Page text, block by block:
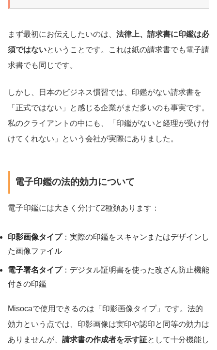
まず最初にお伝えしたいのは、 法律上、請求書に印鑑は必
須ではないということです。これは紙の請求書でも電子請
求書でも同じです。
しかし、日本のビジネス慣習では、印鑑がない請求書を
「正式ではない」と感じる企業がまだ多いのも事実です。
私のクライアントの中にも、「印鑑がないと経理が受け付
けてくれない」という会社が実際にありました。
電子印鑑の法的効力について
電子印鑑には大きく分けて2種類あります：
印影画像タイプ：実際の印鑑をスキャンまたはデザインし
た画像ファイル
電子署名タイプ：デジタル証明書を使った改ざん防止機能
付きの印鑑
Misocaで使用できるのは「印影画像タイプ」です。法的
効力という点では、印影画像は実印や認印と同等の効力は
ありませんが、 請求書の作成者を示す証として十分機能し